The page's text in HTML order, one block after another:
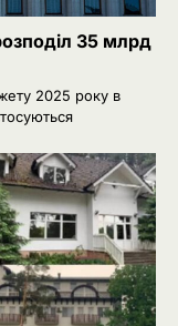
35 млрд
2025 року в